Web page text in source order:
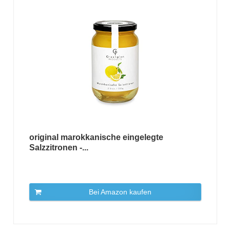
original marokkanische eingelegte
Salzzitronen -...
Bei Amazon kaufen